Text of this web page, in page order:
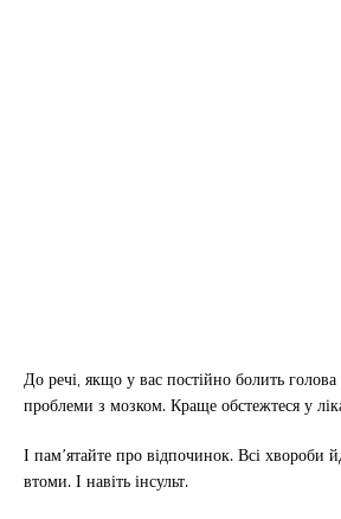
До речі, якщо у вас постійно болить
проблеми з мозком. Краще обстежтеся у
І пам’ятайте про відпочинок. Всі хвороби
втоми. І навіть інсульт.